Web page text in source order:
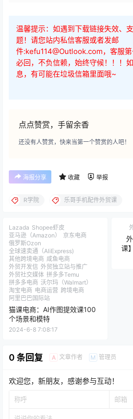
温馨提示：如遇到下载链接失效、
题！请您站内私信客服或者发邮
件:kefu114@Outlook.com，客服
必回，不负信赖，始终守候！！！
息，有可能在垃圾信箱里面哦~
点点赞赏，手留余香
还没有人赞赏，快来当第一个赞赏的人吧！
海报分享 收藏 举报
R学院 乐哥手机配件外贸课
Lazada Shopee虾皮
亚马逊（Amazon）
京东电商
俄罗斯Ozon
全球速卖通（AliExpress)
其他跨境电商 咸鱼电商
外贸开发信 外贸独立站与推广
外贸社交媒体 拼多多Temu
拼多多电商 沃尔玛（Walmart）
淘宝电商 电商运营 跨境电商
阿里巴巴国际站
猫课电商：AI作图提效课100
个场景和模特
2024-6-8 7:08:17
课
0 条回复 A 文章作者 M 管理员
欢迎您，新朋友，感谢参与互动！